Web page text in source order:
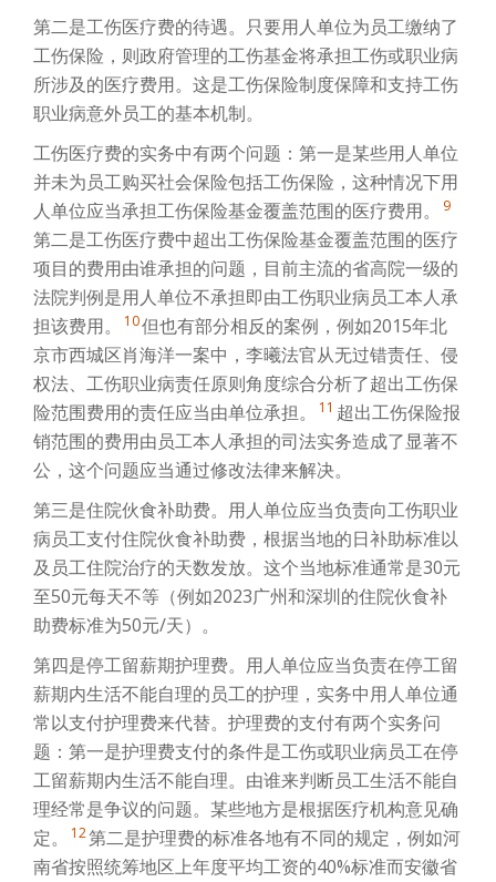
第二是工伤医疗费的待遇。只要用人单位为员工缴纳了
工伤保险，则政府管理的工伤基金将承担工伤或职业病
所涉及的医疗费用。这是工伤保险制度保障和支持工伤
职业病意外员工的基本机制。
工伤医疗费的实务中有两个问题：第一是某些用人单位
并未为员工购买社会保险包括工伤保险，这种情况下用
人单位应当承担工伤保险基金覆盖范围的医疗费用。
9
第二是工伤医疗费中超出工伤保险基金覆盖范围的医疗
项目的费用由谁承担的问题，目前主流的省高院一级的
法院判例是用人单位不承担即由工伤职业病员工本人承
担该费用。
10但也有部分相反的案例，例如2015年北
京市西城区肖海洋一案中，李曦法官从无过错责任、侵
权法、工伤职业病责任原则角度综合分析了超出工伤保
险范围费用的责任应当由单位承担。
11 超出工伤保险报
销范围的费用由员工本人承担的司法实务造成了显著不
公，这个问题应当通过修改法律来解决。
第三是住院伙食补助费。用人单位应当负责向工伤职业
病员工支付住院伙食补助费，根据当地的日补助标准以
及员工住院治疗的天数发放。这个当地标准通常是30元
至50元每天不等（例如2023广州和深圳的住院伙食补
助费标准为50元/天）。
第四是停工留薪期护理费。用人单位应当负责在停工留
薪期内生活不能自理的员工的护理，实务中用人单位通
常以支付护理费来代替。护理费的支付有两个实务问
题：第一是护理费支付的条件是工伤或职业病员工在停
工留薪期内生活不能自理。由谁来判断员工生活不能自
理经常是争议的问题。某些地方是根据医疗机构意见确
定。
12第二是护理费的标准各地有不同的规定，例如河
南省按照统筹地区上年度平均工资的40%标准而安徽省